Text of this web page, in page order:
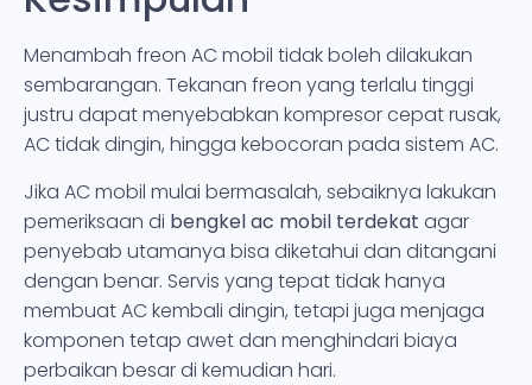
Menambah freon AC mobil tidak boleh dilakukan
sembarangan. Tekanan freon yang terlalu tinggi
justru dapat menyebabkan kompresor cepat rusak,
AC tidak dingin, hingga kebocoran pada sistem AC.
Jika AC mobil mulai bermasalah, sebaiknya lakukan
pemeriksaan di bengkel ac mobil terdekat agar
penyebab utamanya bisa diketahui dan ditangani
dengan benar. Servis yang tepat tidak hanya
membuat AC kembali dingin, tetapi juga menjaga
komponen tetap awet dan menghindari biaya
perbaikan besar di kemudian hari.